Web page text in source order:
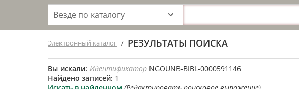
Везде по каталогу
Электронный каталог / РЕЗУЛЬТАТЫ ПОИСКА
Вы искали: Идентификатор NGOUNB-BIBL-0000591146
Найдено записей: 1